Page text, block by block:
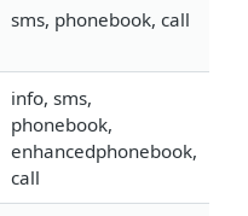
sms, phonebook, call
info, sms,
phonebook,
enhancedphonebook,
call